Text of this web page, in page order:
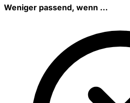
Weniger passend, wenn …